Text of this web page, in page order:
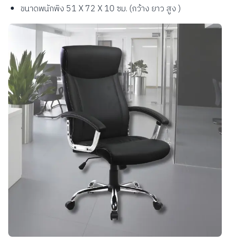
ขนาดพนักพิง 51 X 72 X 10 ซม. (กว้าง ยาว สูง )